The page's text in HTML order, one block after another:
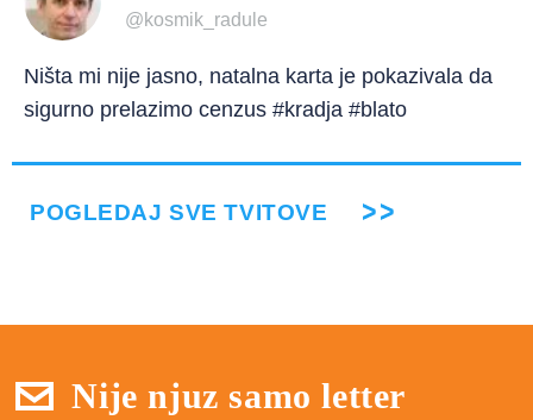
@kosmik_radule
Ništa mi nije jasno, natalna karta je pokazivala da
sigurno prelazimo cenzus #kradja #blato
POGLEDAJ SVE TVITOVE
Nije njuz samo letter